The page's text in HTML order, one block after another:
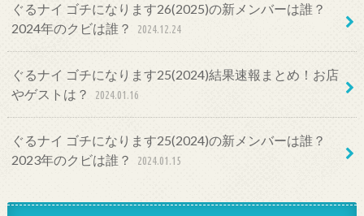
ぐるナイ ゴチになります26(2025)の新メンバーは誰？
2024年のクビは誰？
2024.12.24
ぐるナイ ゴチになります25(2024)結果速報まとめ！お店
やゲストは？
2024.01.16
ぐるナイ ゴチになります25(2024)の新メンバーは誰？
2023年のクビは誰？
2024.01.15